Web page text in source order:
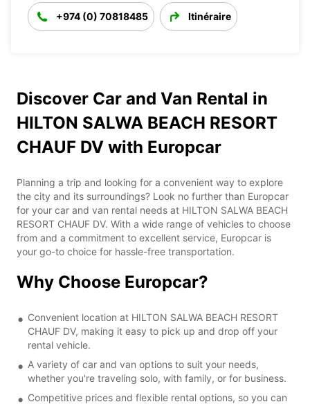
+974 (0) 70818485 Itinéraire
Discover Car and Van Rental in
HILTON SALWA BEACH RESORT
CHAUF DV with Europcar
Planning a trip and looking for a convenient way to explore
the city and its surroundings? Look no further than Europcar
for your car and van rental needs at HILTON SALWA BEACH
RESORT CHAUF DV. With a wide range of vehicles to choose
from and a commitment to excellent service, Europcar is
your go-to choice for hassle-free transportation.
Why Choose Europcar?
Convenient location at HILTON SALWA BEACH RESORT
CHAUF DV, making it easy to pick up and drop off your
rental vehicle.
A variety of car and van options to suit your needs,
whether you're traveling solo, with family, or for business.
Competitive prices and flexible rental options, so you can